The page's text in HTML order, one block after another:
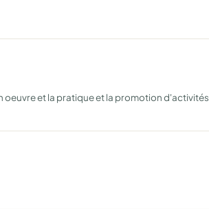
oeuvre et la pratique et la promotion d'activités